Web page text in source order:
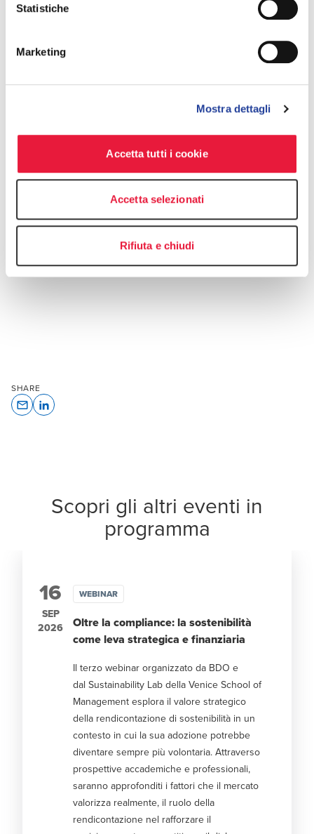
Statistiche
Marketing
Mostra dettagli
Accetta tutti i cookie
Accetta selezionati
Rifiuta e chiudi
SHARE
Scopri gli altri eventi in
programma
16
SEP
2026
WEBINAR
Oltre la compliance: la sostenibilità
come leva strategica e finanziaria
Il terzo webinar organizzato da BDO e
dal Sustainability Lab della Venice School of
Management esplora il valore strategico
della rendicontazione di sostenibilità in un
contesto in cui la sua adozione potrebbe
diventare sempre più volontaria. Attraverso
prospettive accademiche e professionali,
saranno approfonditi i fattori che il mercato
valorizza realmente, il ruolo della
rendicontazione nel rafforzare il